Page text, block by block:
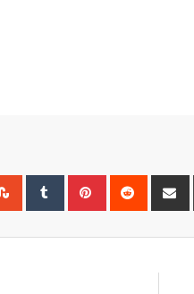
StumbleUpon
Tumblr Pinterest Reddit